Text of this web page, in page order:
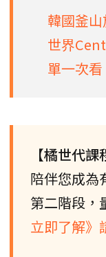
韓國釜
世界
單一次看
【橘世代課
陪伴您成為
第二階段，
立即了解》